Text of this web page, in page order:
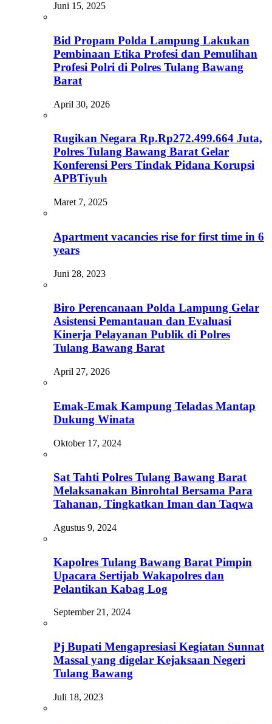
Juni 15, 2025
Bid Propam Polda Lampung Lakukan
Pembinaan Etika Profesi dan Pemulihan
Profesi Polri di Polres Tulang Bawang
Barat
April 30, 2026
Rugikan Negara Rp.Rp272.499.664 Juta,
Polres Tulang Bawang Barat Gelar
Konferensi Pers Tindak Pidana Korupsi
APBTiyuh
Maret 7, 2025
Apartment vacancies rise for first time in 6
years
Juni 28, 2023
Biro Perencanaan Polda Lampung Gelar
Asistensi Pemantauan dan Evaluasi
Kinerja Pelayanan Publik di Polres
Tulang Bawang Barat
April 27, 2026
Emak-Emak Kampung Teladas Mantap
Dukung Winata
Oktober 17, 2024
Sat Tahti Polres Tulang Bawang Barat
Melaksanakan Binrohtal Bersama Para
Tahanan, Tingkatkan Iman dan Taqwa
Agustus 9, 2024
Kapolres Tulang Bawang Barat Pimpin
Upacara Sertijab Wakapolres dan
Pelantikan Kabag Log
September 21, 2024
Pj Bupati Mengapresiasi Kegiatan Sunnat
Massal yang digelar Kejaksaan Negeri
Tulang Bawang
Juli 18, 2023